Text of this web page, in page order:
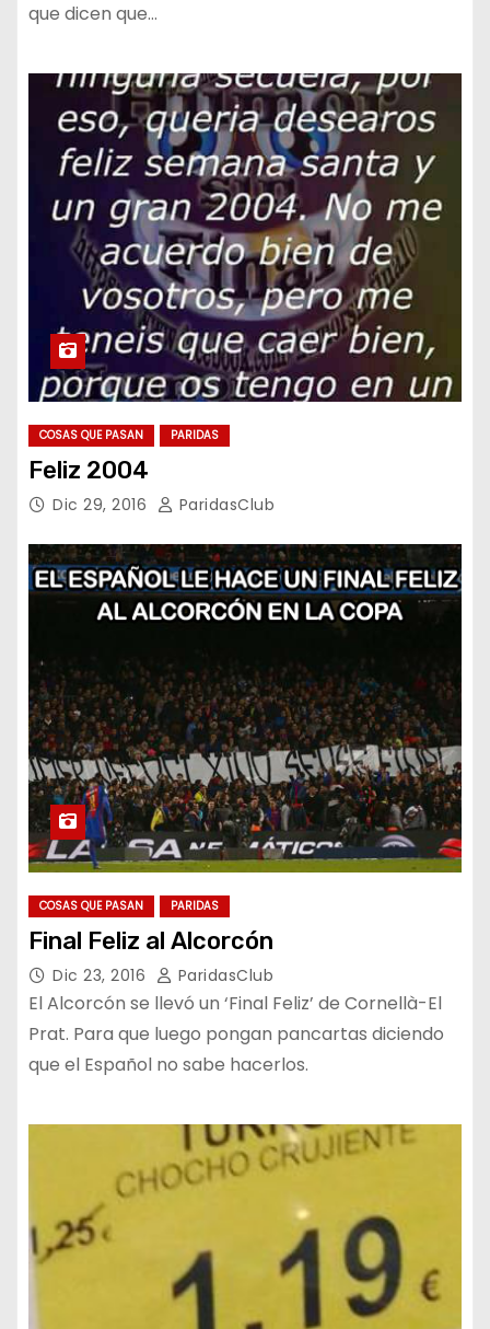
que dicen que…
COSAS QUE PASAN PARIDAS
Feliz 2004
Dic 29, 2016 ParidasClub
COSAS QUE PASAN PARIDAS
Final Feliz al Alcorcón
Dic 23, 2016 ParidasClub
El Alcorcón se llevó un ‘Final Feliz’ de Cornellà-El
Prat. Para que luego pongan pancartas diciendo
que el Español no sabe hacerlos.